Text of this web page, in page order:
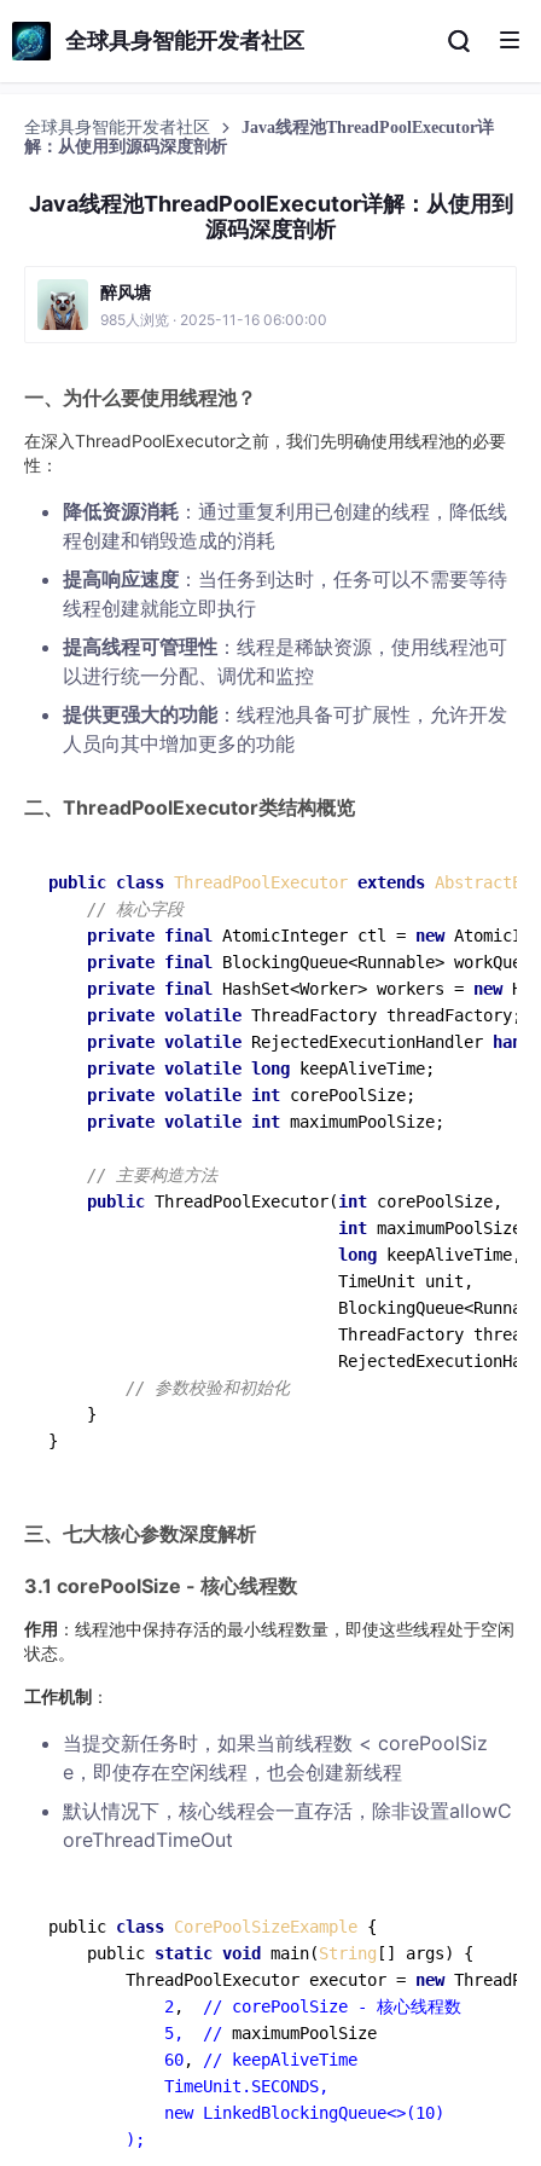
全球具身智能开发者社区
全球具身智能开发者社区
Java线程池ThreadPoolExecutor详
解：从使用到源码深度剖析
Java线程池ThreadPoolExecutor详解：从使用到
源码深度剖析
醉风塘
985人浏览 · 2025-11-16 06:00:00
一、为什么要使用线程池？
在深入ThreadPoolExecutor之前，我们先明确使用线程池的必要
性：
降低资源消耗 ：通过重复利用已创建的线程，降低线
程创建和销毁造成的消耗
提高响应速度 ：当任务到达时，任务可以不需要等待
线程创建就能立即执行
提高线程可管理性 ：线程是稀缺资源，使用线程池可
以进行统一分配、调优和监控
提供更强大的功能：线程池具备可扩展性，允许开发
人员向其中增加更多的功能
二、ThreadPoolExecutor类结构概览
public class ThreadPoolExecutor extends
// 核心字段
private final AtomicInteger ctl = new
private final
BlockingQueue<Runnable>
private final HashSet<Worker> workers = new
private volatile ThreadFactory threadFactory;
private volatile RejectedExecutionHandler
private volatile long keepAliveTime;
private volatile int corePoolSize;
private volatile int maximumPoolSize;
// 主要构造方法
public ThreadPoolExecutor(int corePoolSize,
int maximumPoolSize,
long keepAliveTime,
                              TimeUnit unit,
ThreadFactory
// 参数校验和初始化
    }
三、七大核心参数深度解析
3.1 corePoolSize - 核心线程数
作用 ：线程池中保持存活的最小线程数量，即使这些线程处于空闲
状态。
工作机制 ：
当提交新任务时，如果当前线程数 < corePoolSiz
e，即使存在空闲线程，也会创建新线程
默认情况下，核心线程会一直存活，除非设置allowC
oreThreadTimeOut
public class CorePoolSizeExample {
    public
static void main(String [] args) {
        ThreadPoolExecutor executor =
new
2,
// corePoolSize - 核心线程数
            5,  //
maximumPoolSize
60,
// keepAliveTime
            TimeUnit.SECONDS,
            new LinkedBlockingQueue<>(10)
        );